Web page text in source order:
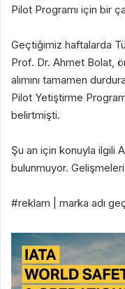
Pilot Programı için bir
Geçtiğimiz haftalarda
Prof. Dr. Ahmet Bolat,
alımını tamamen
Pilot Yetiştirme
belirtmişti.
Şu an için konuyla ilgili
bulunmuyor.
#reklam | marka adı